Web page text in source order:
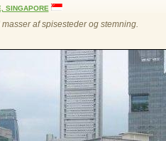
SINGAPORE
af spisesteder og stemning.